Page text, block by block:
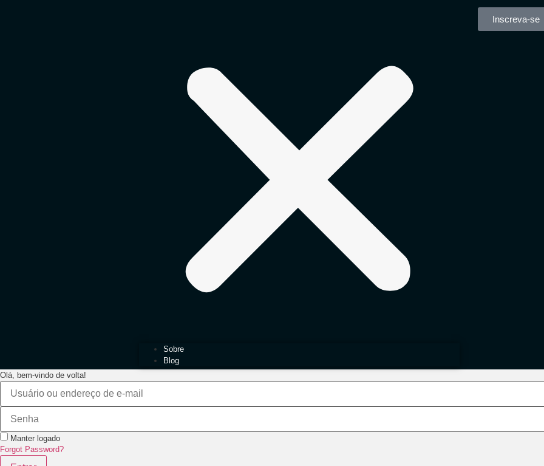
Sobre
Blog
Inscreva-se
Olá, bem-vindo de volta!
Manter logado
Forgot Password?